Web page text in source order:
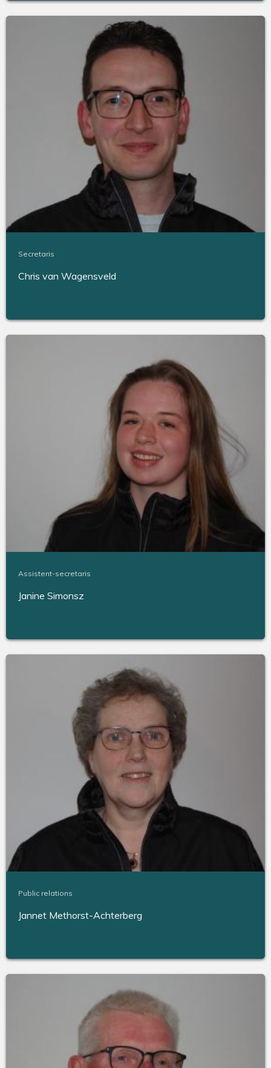
Secretaris
Chris van Wagensveld
Assistent-secretaris
Janine Simonsz
Public relations
Jannet Methorst-Achterberg